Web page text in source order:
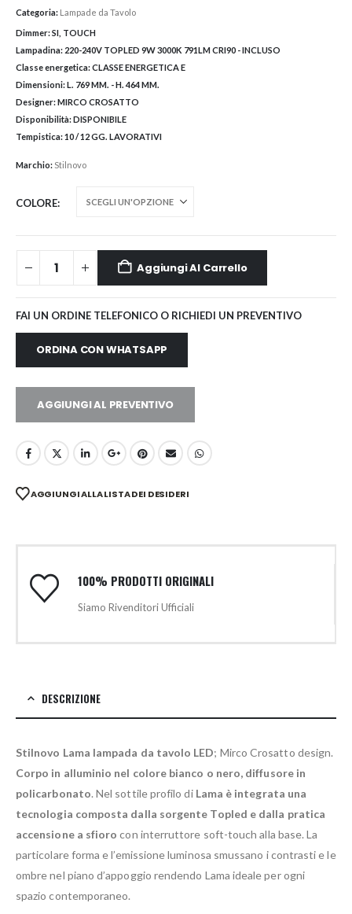
Categoria: Lampade da Tavolo
Dimmer:SI, TOUCH
Lampadina: 220-240V TOPLED 9W 3000K 791LM CRI90 - INCLUSO
Classe energetica:CLASSE ENERGETICA E
Dimensioni:L. 769 MM. - H. 464 MM.
Designer:MIRCO CROSATTO
Disponibilità:DISPONIBILE
Tempistica:10 / 12 GG. LAVORATIVI
Marchio: Stilnovo
COLORE
Aggiungi Al Carrello
FAI UN ORDINE TELEFONICO O RICHIEDI UN PREVENTIVO
ORDINA CON WHATSAPP
AGGIUNGI AL PREVENTIVO
AGGIUNGI ALLA LISTA DEI DESIDERI
100% PRODOTTI ORIGINALI
Siamo Rivenditori Ufficiali
DESCRIZIONE
Stilnovo Lama lampada da tavolo LED; Mirco Crosatto design.
Corpo in alluminio nel colore bianco o nero, diffusore in
policarbonato. Nel sottile profilo di Lama è integrata una
tecnologia composta dalla sorgente Topled e dalla pratica
accensione a sfioro con interruttore soft-touch alla base. La
particolare forma e l’emissione luminosa smussano i contrasti e le
ombre nel piano d’appoggio rendendo Lama ideale per ogni
spazio contemporaneo.